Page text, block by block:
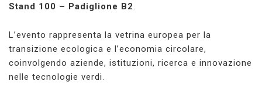
Stand 100 – Padiglione B2
L’evento rappresenta la vetrina europea per la
transizione ecologica e l’economia circolare,
coinvolgendo aziende, istituzioni, ricerca e innovazione
nelle tecnologie verdi.